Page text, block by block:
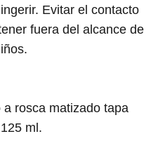
Evitar el contacto
fuera del alcance de
rosca matizado tapa
ml.